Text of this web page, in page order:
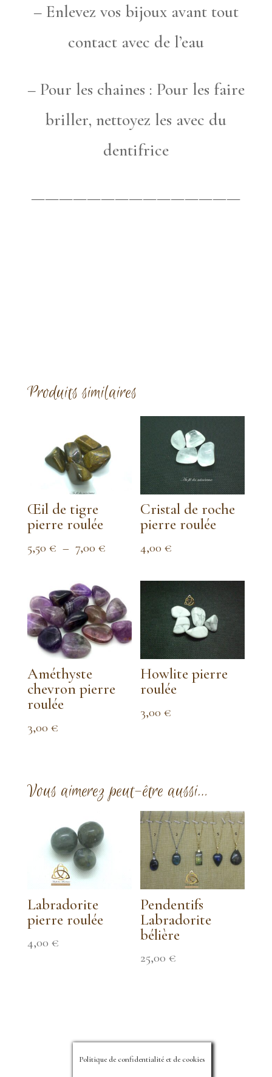
– Enlevez vos bijoux avant tout
contact avec de l’eau
– Pour les chaines : Pour les faire
briller, nettoyez les avec du
dentifrice
———————————————
Produits similaires
Œil de tigre
pierre roulée
5,50 € – 7,00 €Plage
5,50 €
à
7,00 €
Cristal de roche
pierre roulée
4,00€
Améthyste
chevron pierre
roulée
3,00 €
Howlite pierre
roulée
3,00€
Vous aimerez peut-être aussi…
Labradorite
pierre roulée
4,00 €
Pendentifs
Labradorite
bélière
25,00€
Politique de confidentialité et de cookies